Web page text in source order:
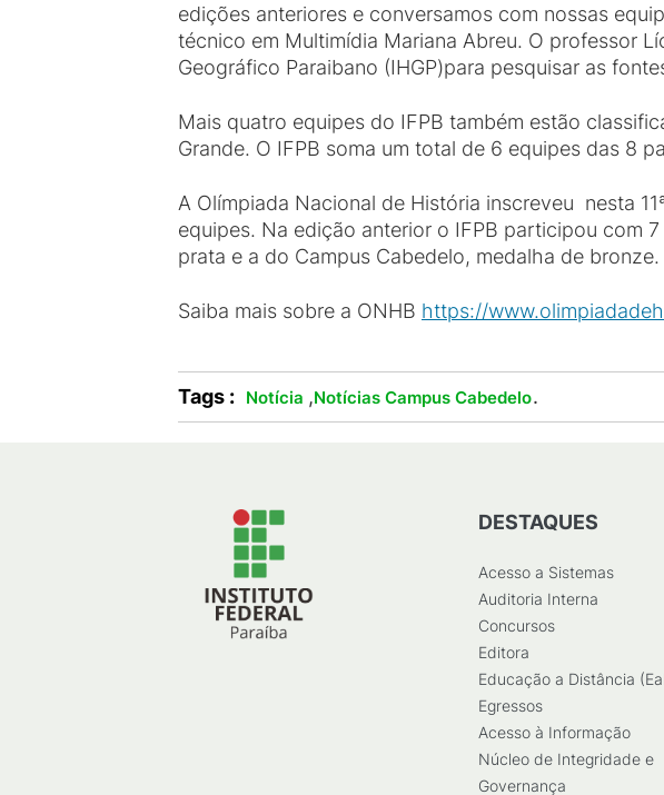
edições anteriores e conversamos com nossas
técnico em Multimídia Mariana Abreu. O professor
Geográfico Paraibano (IHGP)para pesquisar as
Mais quatro equipes do IFPB também estão
Grande. O IFPB soma um total de 6 equipes das 8
A Olímpiada Nacional de História inscreveu nesta
equipes. Na edição anterior o IFPB participou com
prata e a do Campus Cabedelo, medalha de
Saiba mais sobre a ONHB https://
Tags : Notícia ,Notícias Campus Cabedelo.
DESTAQUES
Acesso a Sistemas
Auditoria Interna
Concursos
Editora
Educação a Distância
Egressos
Acesso à Informação
Núcleo de Integridade e
Governança